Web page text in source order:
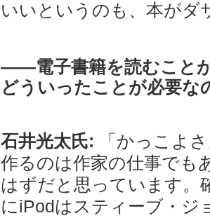
いいというのも、本がダ
――電子書籍を読むこと
どういったことが必要な
石井光太氏: 「かっこよ
作るのは作家の仕事でも
はずだと思っています。
にiPodはスティーブ・ジ